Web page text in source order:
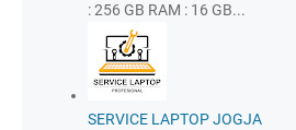
: 256 GB RAM : 16 GB...
SERVICE LAPTOP JOGJA